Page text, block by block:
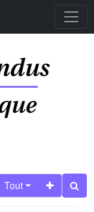
Tout